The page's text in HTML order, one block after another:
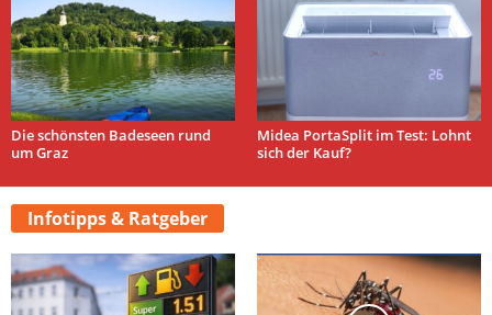
Die schönsten Badeseen rund
um Graz
Midea PortaSplit im Test: Lohnt
sich der Kauf?
Infotipps & Ratgeber